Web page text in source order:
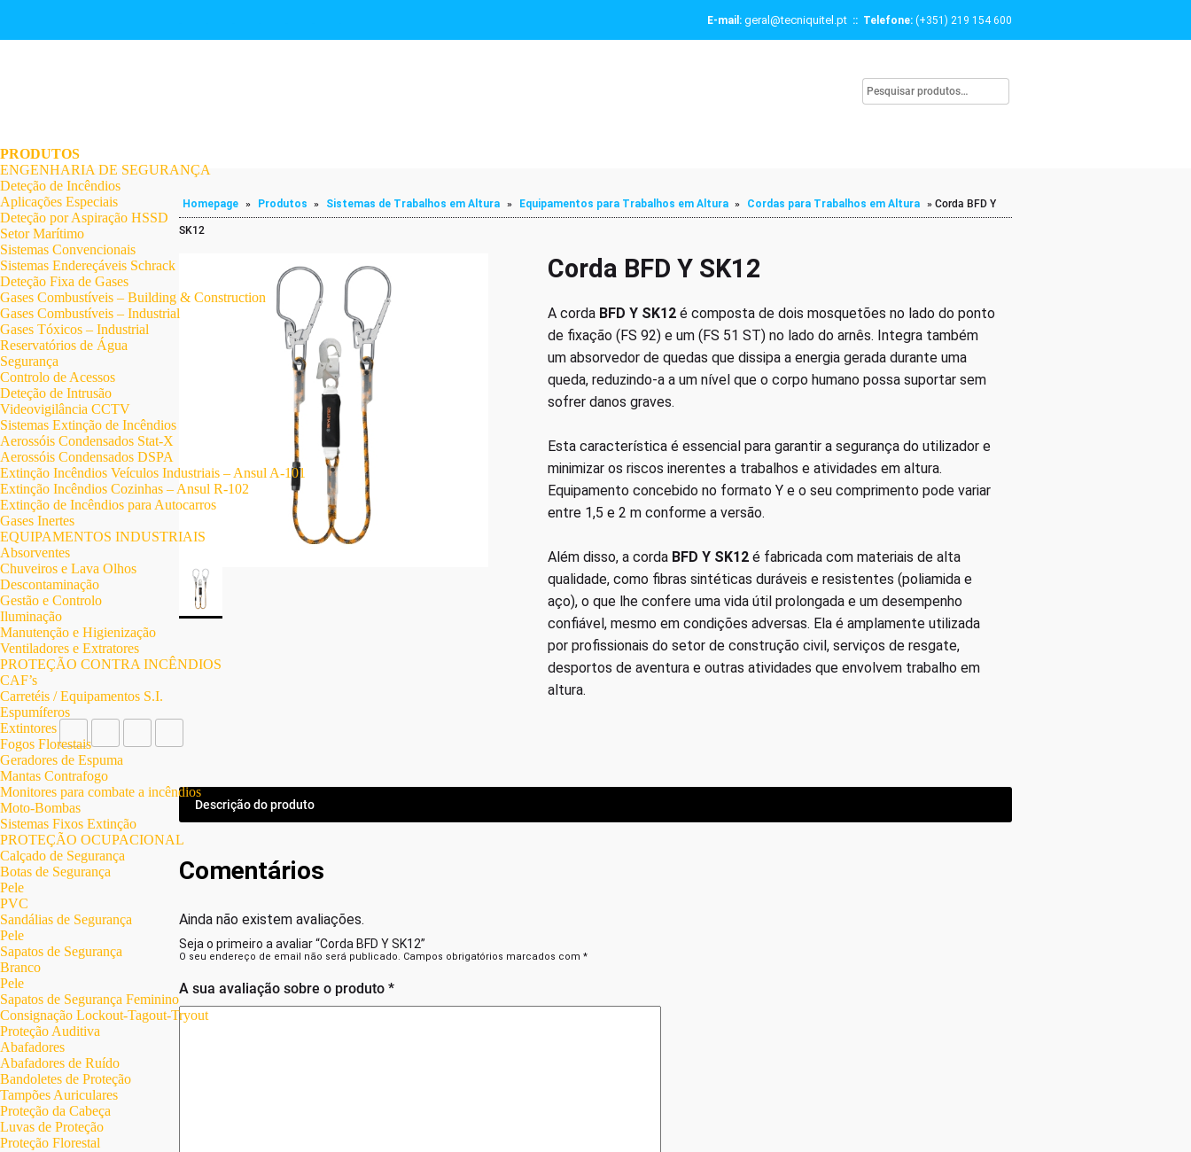
E-mail: geral@tecniquitel.pt :: Telefone: (+351) 219 154 600
PRODUTOS
ENGENHARIA DE SEGURANÇA
Deteção de Incêndios
Aplicações Especiais
Deteção por Aspiração HSSD
Setor Marítimo
Sistemas Convencionais
Sistemas Endereçáveis Schrack
Deteção Fixa de Gases
Gases Combustíveis – Building & Construction
Gases Combustíveis – Industrial
Gases Tóxicos – Industrial
Reservatórios de Água
Segurança
Controlo de Acessos
Deteção de Intrusão
Videovigilância CCTV
Sistemas Extinção de Incêndios
Aerossóis Condensados Stat-X
Aerossóis Condensados DSPA
Extinção Incêndios Veículos Industriais – Ansul A-101
Extinção Incêndios Cozinhas – Ansul R-102
Extinção de Incêndios para Autocarros
Gases Inertes
EQUIPAMENTOS INDUSTRIAIS
Absorventes
Chuveiros e Lava Olhos
Descontaminação
Gestão e Controlo
Iluminação
Manutenção e Higienização
Ventiladores e Extratores
PROTEÇÃO CONTRA INCÊNDIOS
CAF’s
Carretéis / Equipamentos S.I.
Espumíferos
Extintores
Fogos Florestais
Geradores de Espuma
Mantas Contrafogo
Monitores para combate a incêndios
Moto-Bombas
Sistemas Fixos Extinção
PROTEÇÃO OCUPACIONAL
Calçado de Segurança
Botas de Segurança
Pele
PVC
Sandálias de Segurança
Pele
Sapatos de Segurança
Branco
Pele
Sapatos de Segurança Feminino
Consignação Lockout-Tagout-Tryout
Proteção Auditiva
Abafadores
Abafadores de Ruído
Bandoletes de Proteção
Tampões Auriculares
Proteção da Cabeça
Luvas de Proteção
Proteção Florestal
Homepage » Produtos » Sistemas de Trabalhos em Altura » Equipamentos para Trabalhos em Altura » Cordas para Trabalhos em Altura » Corda BFD Y
SK12
Corda BFD Y SK12
A corda BFD Y SK12 é composta de dois mosquetões no lado do ponto
de fixação (FS 92) e um (FS 51 ST) no lado do arnês. Integra também
um absorvedor de quedas que dissipa a energia gerada durante uma
queda, reduzindo-a a um nível que o corpo humano possa suportar sem
sofrer danos graves.
Esta característica é essencial para garantir a segurança do utilizador e
minimizar os riscos inerentes a trabalhos e atividades em altura.
Equipamento concebido no formato Y e o seu comprimento pode variar
entre 1,5 e 2 m conforme a versão.
Além disso, a corda BFD Y SK12 é fabricada com materiais de alta
qualidade, como fibras sintéticas duráveis e resistentes (poliamida e
aço), o que lhe confere uma vida útil prolongada e um desempenho
confiável, mesmo em condições adversas. Ela é amplamente utilizada
por profissionais do setor de construção civil, serviços de resgate,
desportos de aventura e outras atividades que envolvem trabalho em
altura.
Descrição do produto
Comentários
Ainda não existem avaliações.
Seja o primeiro a avaliar “Corda BFD Y SK12”
O seu endereço de email não será publicado. Campos obrigatórios marcados com *
A sua avaliação sobre o produto *